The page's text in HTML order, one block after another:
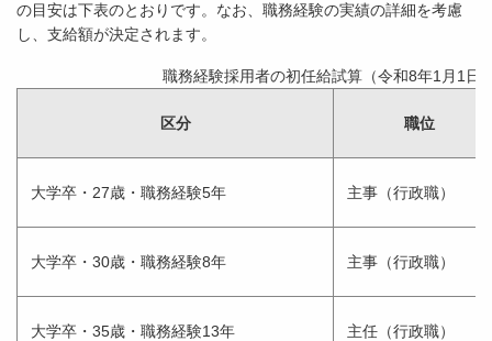
の目安は下表のとおりです。なお、職務経験の実績の詳細を考慮
し、支給額が決定されます。
職務経験採用者の初任給試算（令和8年1月1日
区分 職位
大学卒・27歳・職務経験5年 主事（行政職）
大学卒・30歳・職務経験8年 主事（行政職）
大学卒・35歳・職務経験13年 主任（行政職）